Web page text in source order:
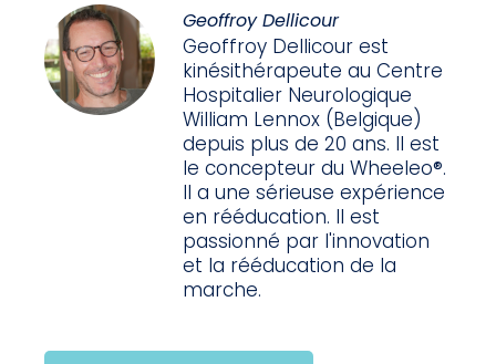
Geoffroy Dellicour
Geoffroy Dellicour est
kinésithérapeute au Centre
Hospitalier Neurologique
William Lennox (Belgique)
depuis plus de 20 ans. Il est
le concepteur du Wheeleo®.
Il a une sérieuse expérience
en rééducation. Il est
passionné par l'innovation
et la rééducation de la
marche.